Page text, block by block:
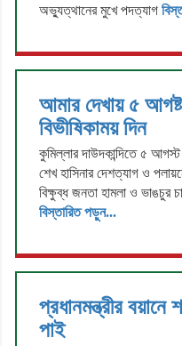
অভ্যুত্থানের মুখে পদত্যাগ
আমার দেখায় ৫ আগষ্ট
বিভীষিকাময় দিন
কুমিল্লার দাউদকান্দিতে ৫
শেখ হাসিনার দেশত্যাগ ও
বিক্ষুব্ধ জনতা হামলা ও ভাঙচুর
বিস্তারিত পড়ুন...
প্রধানমন্ত্রীর
পাই